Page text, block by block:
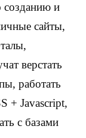
созданию и
сайты,
верстать
работать
+ Javascript,
с базами